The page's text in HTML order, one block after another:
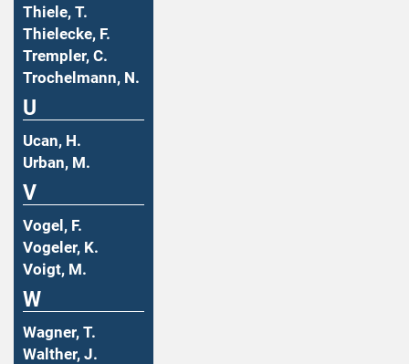
Thiele, T.
Thielecke, F.
Trempler, C.
Trochelmann, N.
U
Ucan, H.
Urban, M.
V
Vogel, F.
Vogeler, K.
Voigt, M.
W
Wagner, T.
Walther, J.